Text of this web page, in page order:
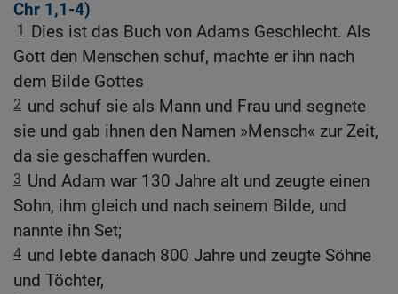
Chr 1,1-4)
1
Dies ist das Buch von Adams Geschlecht. Als
Gott den Menschen schuf, machte er ihn nach
dem Bilde Gottes
2 und schuf sie als Mann und Frau und segnete
sie und gab ihnen den Namen »Mensch« zur Zeit,
da sie geschaffen wurden.
3 Und Adam war 130 Jahre alt und zeugte einen
Sohn, ihm gleich und nach seinem Bilde, und
nannte ihn Set;
4 und lebte danach 800 Jahre und zeugte Söhne
und Töchter,